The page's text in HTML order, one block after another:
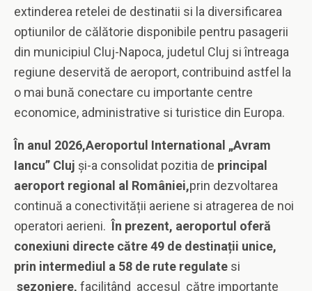
extinderea retelei de destinatii si la diversificarea
optiunilor de călătorie disponibile pentru pasagerii
din municipiul Cluj-Napoca, judetul Cluj si întreaga
regiune deservită de aeroport, contribuind astfel la
o mai bună conectare cu importante centre
economice, administrative si turistice din Europa.
În anul 2026,Aeroportul International „Avram
Iancu” Cluj și-a consolidat pozitia de principal
aeroport regional al României,prin dezvoltarea
continuă a conectivității aeriene si atragerea de noi
operatori aerieni.În prezent, aeroportul oferă
conexiuni directe către 49 de destinații unice,
prin intermediul a 58 de rute regulate si
sezoniere, facilitând accesul către importante